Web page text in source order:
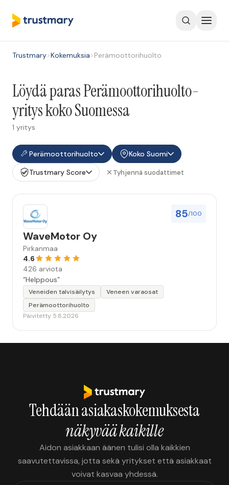
Trustmary>Kokemuksia>Perämoottorihuolto
Löydä paras Perämoottorihuolto-
yritys koko Suomessa
1 yritys
Perämoottorihuolto
Koko Suomi
Trustmary Score
Tyhjennä suodattimet
85/100
WaveMotor Oy
Pirkanmaa
4.6
426 arviota
“Helppous”
Veneiden talvisäilytys
Veneen varaosat
Perämoottorihuolto
Päivitetty 5.8.2026
Tehdään asiakaskokemuksesta
näkyvää kaikille
Aidon asiakkaan äänen tulisi olla kaikkien
saavutettavissa, jotta sekä yritykset että asiakkaat
voivat kasvaa yhdessä.